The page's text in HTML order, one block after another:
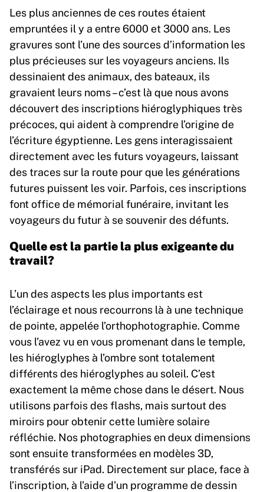
Les plus anciennes de ces routes étaient
empruntées il y a entre 6000 et 3000 ans. Les
gravures sont l’une des sources d’information les
plus précieuses sur les voyageurs anciens. Ils
dessinaient des animaux, des bateaux, ils
gravaient leurs noms – c’est là que nous avons
découvert des inscriptions hiéroglyphiques très
précoces, qui aident à comprendre l’origine de
l’écriture égyptienne. Les gens interagissaient
directement avec les futurs voyageurs, laissant
des traces sur la route pour que les générations
futures puissent les voir. Parfois, ces inscriptions
font office de mémorial funéraire, invitant les
voyageurs du futur à se souvenir des défunts.
Quelle est la partie la plus exigeante du
travail?
L’un des aspects les plus importants est
l’éclairage et nous recourrons là à une technique
de pointe, appelée l’orthophotographie. Comme
vous l’avez vu en vous promenant dans le temple,
les hiéroglyphes à l’ombre sont totalement
différents des hiéroglyphes au soleil. C’est
exactement la même chose dans le désert. Nous
utilisons parfois des flashs, mais surtout des
miroirs pour obtenir cette lumière solaire
réfléchie. Nos photographies en deux dimensions
sont ensuite transformées en modèles 3D,
transférés sur iPad. Directement sur place, face à
l’inscription, à l’aide d’un programme de dessin